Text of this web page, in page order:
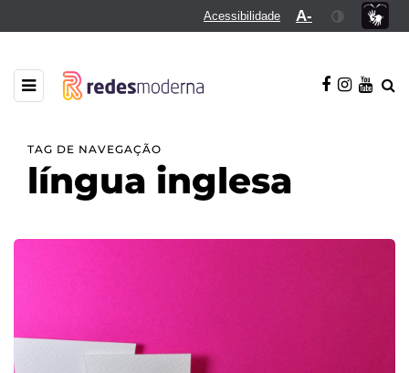
Acessibilidade A-
TAG DE NAVEGAÇÃO
língua inglesa